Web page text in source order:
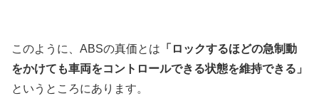
このように、ABSの真価とは 「ロックするほどの急制動
をかけて も車両をコントロールできる状態を維持できる」
というところにあります。